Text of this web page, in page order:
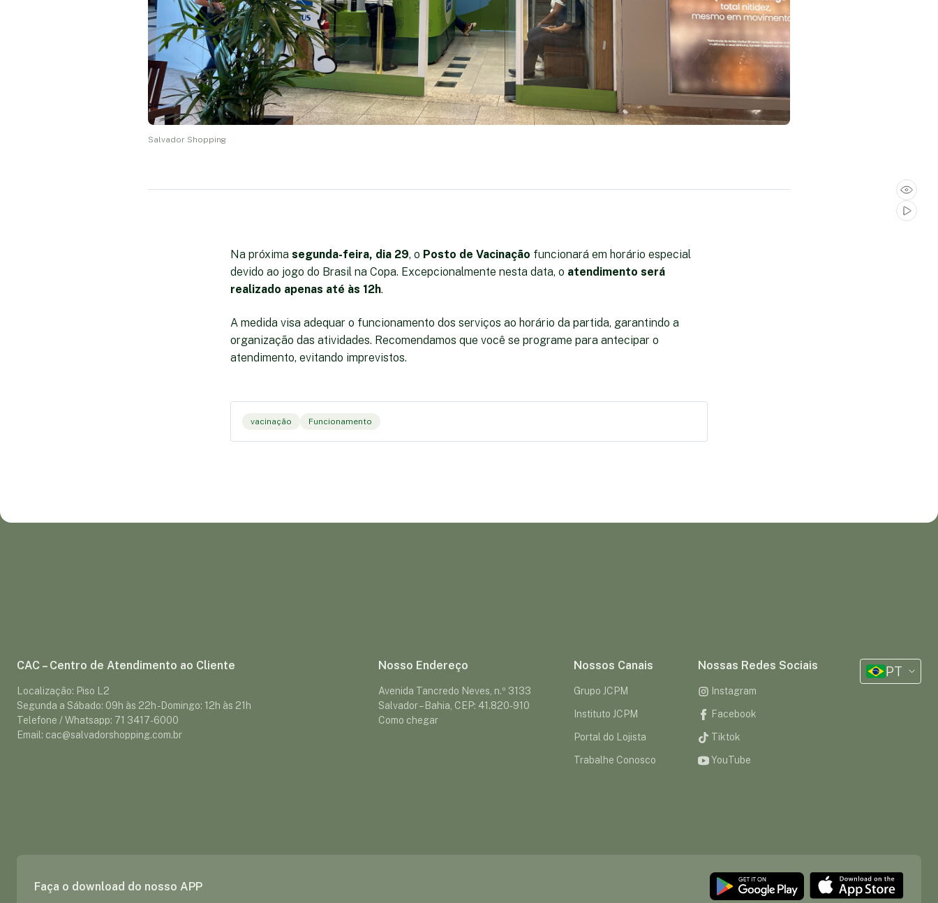
Salvador Shopping
Na próxima segunda-feira, dia 29, o Posto de Vacinação funcionará em horário especial
devido ao jogo do Brasil na Copa. Excepcionalmente nesta data, o atendimento será
realizado apenas até às 12h.
A medida visa adequar o funcionamento dos serviços ao horário da partida, garantindo a
organização das atividades. Recomendamos que você se programe para antecipar o
atendimento, evitando imprevistos.
vacinação Funcionamento
CAC – Centro de Atendimento ao Cliente
Localização: Piso L2
Segunda a Sábado: 09h às 22h - Domingo: 12h às 21h
Telefone / Whatsapp: 71 3417-6000
Email: cac@salvadorshopping.com.br
Nosso Endereço
Avenida Tancredo Neves, n.º 3133
Salvador – Bahia, CEP: 41.820-910
Como chegar
Nossos Canais
Grupo JCPM
Instituto JCPM
Portal do Lojista
Trabalhe Conosco
Nossas Redes Sociais
Instagram
Facebook
Tiktok
YouTube
PT
Faça o download do nosso APP